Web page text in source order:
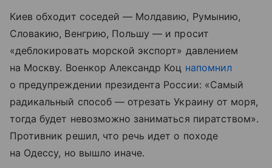
Киев обходит соседей — Молдавию, Румынию,
Словакию, Венгрию, Польшу — и просит
«деблокировать морской экспорт» давлением
на Москву. Военкор Александр Коц напомнил
о предупреждении президента России: «Самый
радикальный способ — отрезать Украину от моря,
тогда будет невозможно заниматься пиратством».
Противник решил, что речь идет о походе
на Одессу, но вышло иначе.